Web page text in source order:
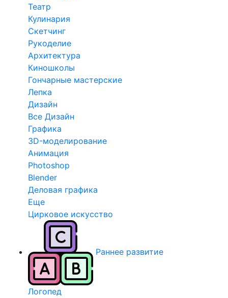
Театр
Кулинария
Скетчинг
Рукоделие
Архитектура
Киношколы
Гончарные мастерские
Лепка
Дизайн
Все Дизайн
Графика
3D-моделирование
Анимация
Photoshop
Blender
Деловая графика
Еще
Цирковое искусство
Раннее развитие
Логопед